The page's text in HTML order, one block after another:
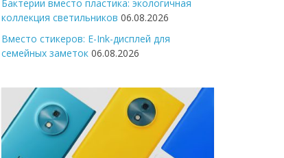
Бактерии вместо пластика: экологичная
коллекция светильников 06.08.2026
Вместо стикеров: E-Ink-дисплей для
семейных заметок 06.08.2026